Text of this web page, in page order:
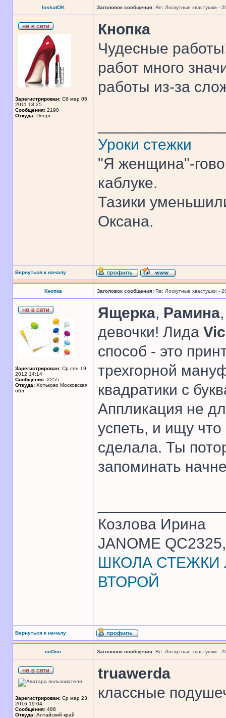
loskutOK Заголовок сообщения: Re: Лоскутные хвастушки -
Зарегистрирован: Сб мар 05,
2011 18:25
Сообщения: 2190
Откуда: Dnepr
Кнопка
Чудесные
работ много
работы из-за
Уроки стежки
"Я женщина"-
каблуке.
Тазики
Оксана.
Вернуться к началу
Кнопка Заголовок сообщения: Re: Лоскутные хвастушки -
Зарегистрирован: Ср сен 19,
2012 14:14
Сообщения: 2255
Откуда: Хотьково Московская
обл.
Ящерка, Рамина
девочки! Лида
способ - это
трехгорной
квадратики с
Аппликация не
успеть, и ищу
сделала. Ты
запоминать
Козлова Ирина
JANOME
ШКОЛА СТЕЖКИ
ВТОРОЙ
Вернуться к началу
эсОэс Заголовок сообщения: Re: Лоскутные хвастушки -
Зарегистрирован: Ср мар 23,
2016 19:04
Сообщения: 486
Откуда: Алтайский край
truawerda
классные